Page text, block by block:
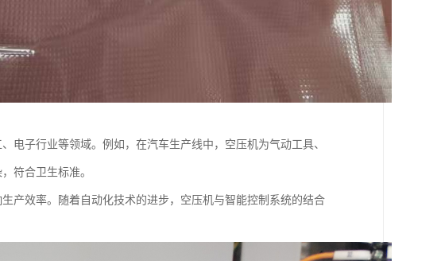
电子行业等领域。例如，在汽车生产线中，空压机为气动工具、
符合卫生标准。
产效率。随着自动化技术的进步，空压机与智能控制系统的结合